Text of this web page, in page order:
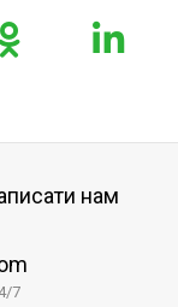
нам
7